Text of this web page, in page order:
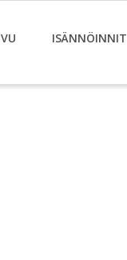
ISÄNNÖINNIT